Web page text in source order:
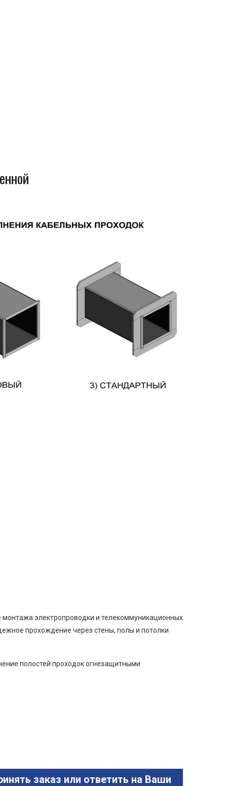
электропроводки и телекоммуникационных
прохождение через стены, полы и потолки
полостей проходок огнезащитными
заказ или ответить на Ваши